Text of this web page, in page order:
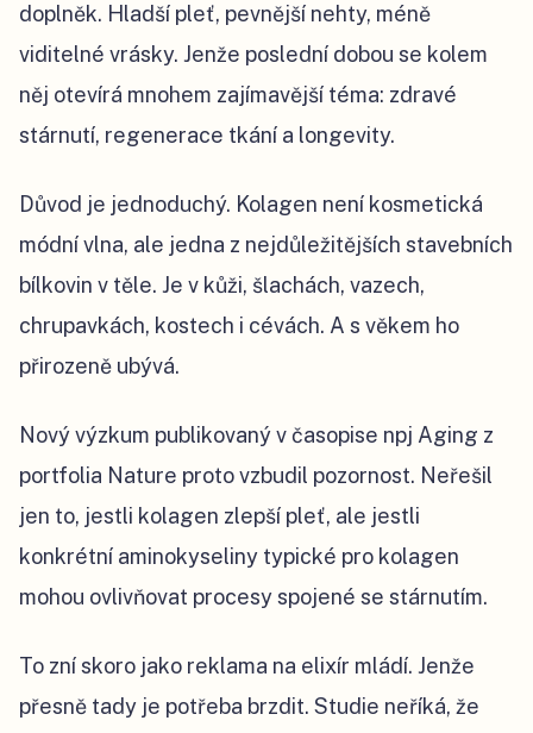
doplněk. Hladší pleť, pevnější nehty, méně
viditelné vrásky. Jenže poslední dobou se kolem
něj otevírá mnohem zajímavější téma: zdravé
stárnutí, regenerace tkání a longevity.
Důvod je jednoduchý. Kolagen není kosmetická
módní vlna, ale jedna z nejdůležitějších stavebních
bílkovin v těle. Je v kůži, šlachách, vazech,
chrupavkách, kostech i cévách. A s věkem ho
přirozeně ubývá.
Nový výzkum publikovaný v časopise npj Aging z
portfolia Nature proto vzbudil pozornost. Neřešil
jen to, jestli kolagen zlepší pleť, ale jestli
konkrétní aminokyseliny typické pro kolagen
mohou ovlivňovat procesy spojené se stárnutím.
To zní skoro jako reklama na elixír mládí. Jenže
přesně tady je potřeba brzdit. Studie neříká, že